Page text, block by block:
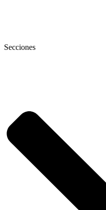
Secciones